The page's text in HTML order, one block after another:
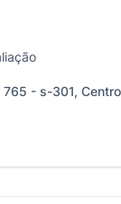
765 - s-301,